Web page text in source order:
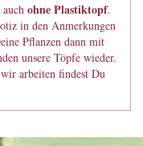
ohne Plastiktopf.
in den Anmerkungen
Pflanzen dann mit
unsere Töpfe wieder.
arbeiten findest Du